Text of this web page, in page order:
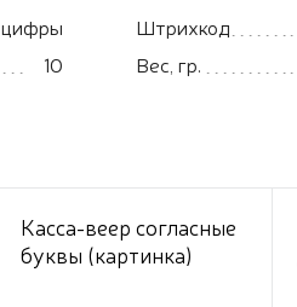
цифры
10
Штрихкод
Вес, гр.
Касса-веер согласные
буквы (картинка)